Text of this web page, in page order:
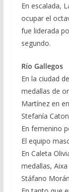
En escalada,
ocupar el
fue liderada
segundo.
Río Gallegos
En la ciudad
medallas de
Martínez en
Stefanía
En femenino
El equipo
En Caleta
medallas,
Stáfano